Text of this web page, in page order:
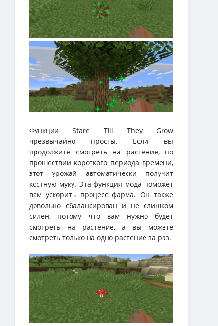
Функции Stare Till They Grow
чрезвычайно просты. Если вы
продолжите смотреть на растение, по
прошествии короткого периода времени,
этот урожай автоматически получит
костную муку. Эта функция мода поможет
вам ускорить процесс фарма. Он также
довольно сбалансирован и не слишком
силен, потому что вам нужно будет
смотреть на растение, а вы можете
смотреть только на одно растение за раз.